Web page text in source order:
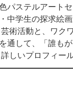
パステルアート
中学生の探求絵
術活動と、ワク
通して、「誰も
しいプロフィー